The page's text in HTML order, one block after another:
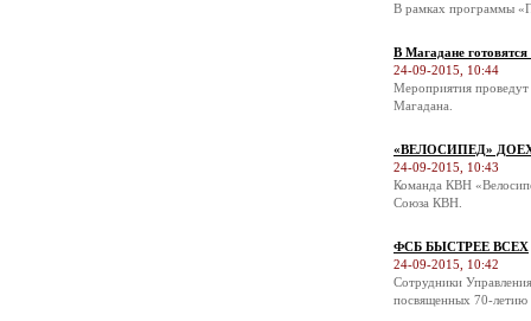
В рамках программы
В Магадане
24-09-2015, 10:44
Мероприятия
Магадана.
«ВЕЛОСИПЕД»
24-09-2015, 10:43
Команда КВН
Союза КВН.
ФСБ БЫСТРЕЕ ВСЕХ
24-09-2015, 10:42
Сотрудники
посвященных 70-летию